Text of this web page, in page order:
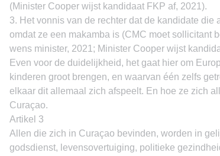
(Minister Cooper wijst kandidaat FKP af, 2021).
3. Het vonnis van de rechter dat de kandidate
omdat ze een makamba is (CMC moet sollicitant
wens minister, 2021; Minister Cooper wijst
Even voor de duidelijkheid, het gaat hier om
kinderen groot brengen, en waarvan één zelfs
elkaar dit allemaal zich afspeelt. En hoe ze zich
Curaçao.
Artikel 3
Allen die zich in Curaçao bevinden, worden in
godsdienst, levensovertuiging, politieke